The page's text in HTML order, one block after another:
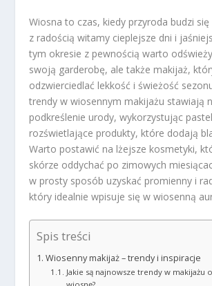
Wiosna to czas, kiedy przyroda budzi
z radością witamy cieplejsze dni i
tym okresie z pewnością warto
swoją garderobę, ale także makijaż,
odzwierciedlać lekkość i świeżość
trendy w wiosennym makijażu stawiają
podkreślenie urody, wykorzystując
rozświetlające produkty, które dodają
Warto postawić na lżejsze kosmetyki,
skórze oddychać po zimowych
w prosty sposób uzyskać promienny i
który idealnie wpisuje się w wiosenną
Spis treści
Wiosenny makijaż – trendy i inspiracje
Jakie są najnowsze trendy w makijażu